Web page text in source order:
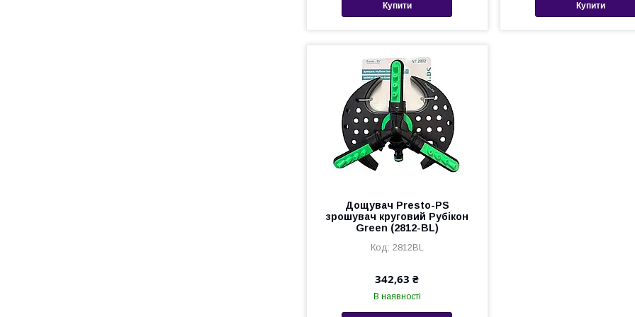
Купити Купити
Дощувач Presto-PS
зрошувач круговий Рубікон
Green (2812-BL)
2812BL
342,63 ₴
В наявності